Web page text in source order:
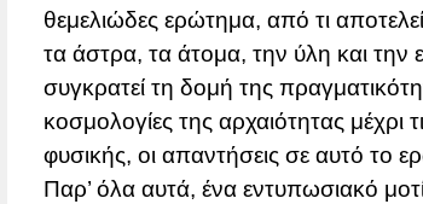
θεμελιώδες ερώτημα, από τι
τα άστρα, τα άτομα, την ύλη και την
συγκρατεί τη δομή της
κοσμολογίες της αρχαιότητας μέχρι
φυσικής, οι απαντήσεις σε αυτό το
Παρ’ όλα αυτά, ένα εντυπωσιακό